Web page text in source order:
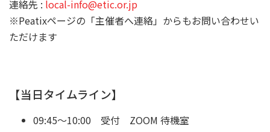
連絡先 : local-info@etic.or.jp
※Peatixページの「主催者へ連絡」からもお問い合わせい
ただけます
【当日タイムライン】
09:45～10:00 受付 ZOOM 待機室